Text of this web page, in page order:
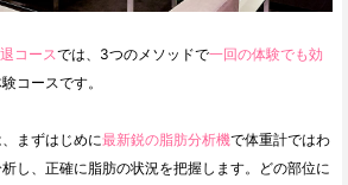
コースでは、3つのメソッドで一回の体験でも効
コースです。
まずはじめに最新鋭の脂肪分析機で体重計ではわ
し、正確に脂肪の状況を把握します。どの部位に